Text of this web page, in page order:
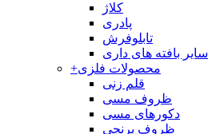
کلاژ
پادری
تابلوفرش
سایر بافته های داری
+محصولات فلزی
قلم زنی
ظروف مسی
دکورهای مسی
ظروف برنجی